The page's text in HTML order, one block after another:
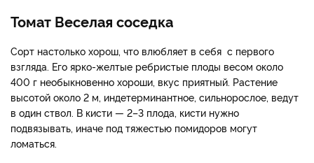
Томат Веселая соседка
Сорт настолько хорош, что влюбляет в себя с первого
взгляда. Его ярко-желтые ребристые плоды весом около
400 г необыкновенно хороши, вкус приятный. Растение
высотой около 2 м, индетерминантное, сильнорослое, ведут
в один ствол. В кисти — 2–3 плода, кисти нужно
подвязывать, иначе под тяжестью помидоров могут
ломаться.